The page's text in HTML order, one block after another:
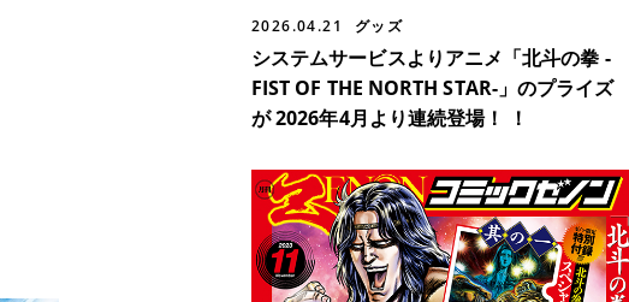
2026.04.21 グッズ
システムサービスよりアニメ「北斗の拳 -
FIST OF THE NORTH STAR-」のプライズ
が 2026年4月より連続登場！ ！